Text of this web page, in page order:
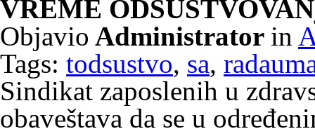
VREME
Objavio Administrator in
Tags: todsustvo, sa,
Sindikat zaposlenih u
obaveštava da se u